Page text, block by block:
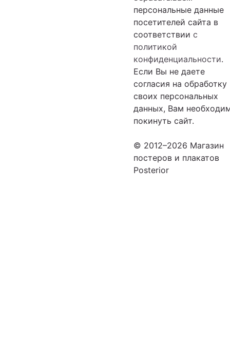
персональные данные
посетителей сайта в
соответствии с
политикой
конфиденциальности.
Если Вы не даете
согласия на обработку
своих персональных
данных, Вам
покинуть сайт.
© 2012–2026 Магазин
постеров и плакатов
Posterior